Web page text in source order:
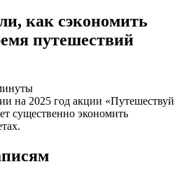
как сэкономить
путешествий
на 2025 год акции «Путешествуй
существенно экономить